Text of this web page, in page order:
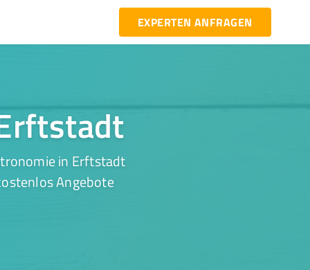
EXPERTEN ANFRAGEN
in Erftstadt
Angebote